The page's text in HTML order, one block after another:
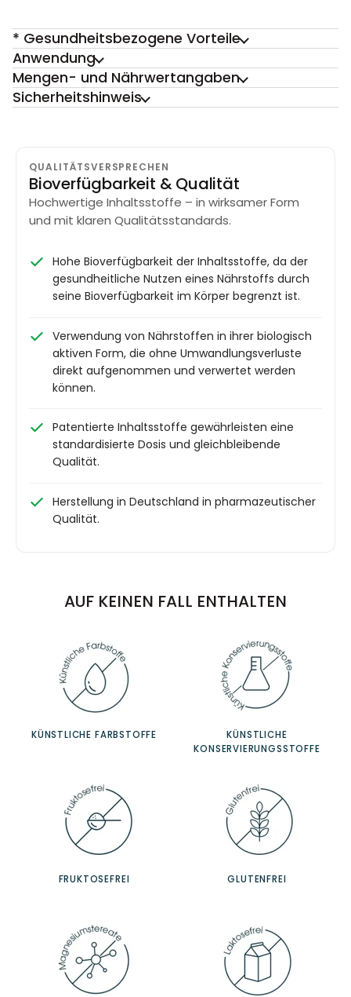
* Gesundheitsbezogene Vorteile
Anwendung
Mengen- und Nährwertangaben
Sicherheitshinweis
QUALITÄTSVERSPRECHEN
Bioverfügbarkeit & Qualität
Hochwertige Inhaltsstoffe – in wirksamer Form
und mit klaren Qualitätsstandards.
Hohe Bioverfügbarkeit der Inhaltsstoffe, da der
gesundheitliche Nutzen eines Nährstoffs durch
seine Bioverfügbarkeit im Körper begrenzt ist.
Verwendung von Nährstoffen in ihrer biologisch
aktiven Form, die ohne Umwandlungsverluste
direkt aufgenommen und verwertet werden
können.
Patentierte Inhaltsstoffe gewährleisten eine
standardisierte Dosis und gleichbleibende
Qualität.
Herstellung in Deutschland in pharmazeutischer
Qualität.
AUF KEINEN FALL ENTHALTEN
KÜNSTLICHE FARBSTOFFE
KÜNSTLICHE
KONSERVIERUNGSSTOFFE
FRUKTOSEFREI GLUTENFREI